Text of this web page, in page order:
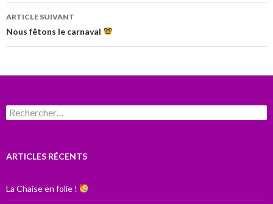
articles
ARTICLE SUIVANT
Nous fêtons le carnaval
Rechercher :
ARTICLES RÉCENTS
La Chaise en folie !